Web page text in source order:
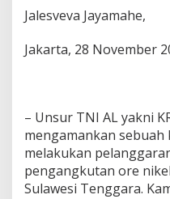
Jalesveva Jayamahe,
Jakarta, 28 November
– Unsur TNI AL yakni
mengamankan sebuah
melakukan
pengangkutan ore
Sulawesi Tenggara.